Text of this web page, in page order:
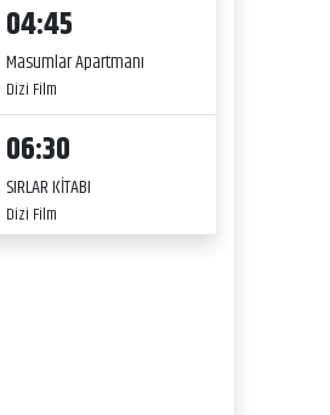
04:45
Masumlar Apartmanı
Dizi Film
06:30
SIRLAR KİTABI
Dizi Film